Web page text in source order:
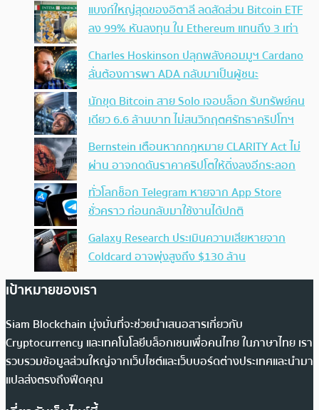
แบงก์ใหญ่สุดของอิตาลี ลดสัดส่วน Bitcoin ETF
ลง 99% หันลงทุน ใน Ethereum แทนถึง 3 เท่า
Charles Hoskinson ปลุกพลังคอมมูฯ Cardano
ลั่นต้องการพา ADA กลับมาเป็นผู้ชนะ
นักขุด Bitcoin สาย Solo เจอบล็อก รับทรัพย์คน
เดียว 6.6 ล้านบาท ไม่สนวิกฤตศรัทธาคริปโทฯ
Bernstein เตือนหากกฎหมาย CLARITY Act ไม่
ผ่าน อาจกดดันราคาคริปโตให้ดิ่งลงอีกระลอก
ทั่วโลกช็อก Telegram หายจาก App Store
ชั่วคราว ก่อนกลับมาใช้งานได้ปกติ
Galaxy Research ประเมินความเสียหายจาก
Coldcard อาจพุ่งสูงถึง $130 ล้าน
เป้าหมายของเรา
Siam Blockchain มุ่งมั่นที่จะช่วยนำเสนอสารเกี่ยวกับ
Cryptocurrency และเทคโนโลยีบล็อกเชนเพื่อคนไทย ในภาษาไทย เรา
รวบรวมข้อมูลส่วนใหญ่จากเว็บไซต์และเว็บบอร์ดต่างประเทศและนำมา
แปลส่งตรงถึงฟีดคุณ